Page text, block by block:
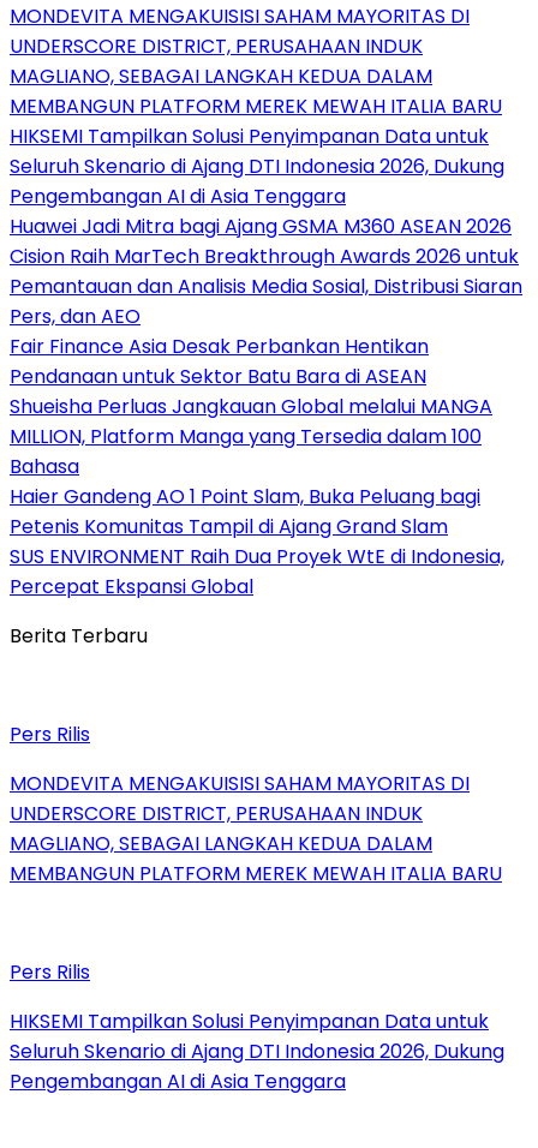
MONDEVITA MENGAKUISISI SAHAM MAYORITAS DI
UNDERSCORE DISTRICT, PERUSAHAAN INDUK
MAGLIANO, SEBAGAI LANGKAH KEDUA DALAM
MEMBANGUN PLATFORM MEREK MEWAH ITALIA BARU
HIKSEMI Tampilkan Solusi Penyimpanan Data untuk
Seluruh Skenario di Ajang DTI Indonesia 2026, Dukung
Pengembangan AI di Asia Tenggara
Huawei Jadi Mitra bagi Ajang GSMA M360 ASEAN 2026
Cision Raih MarTech Breakthrough Awards 2026 untuk
Pemantauan dan Analisis Media Sosial, Distribusi Siaran
Pers, dan AEO
Fair Finance Asia Desak Perbankan Hentikan
Pendanaan untuk Sektor Batu Bara di ASEAN
Shueisha Perluas Jangkauan Global melalui MANGA
MILLION, Platform Manga yang Tersedia dalam 100
Bahasa
Haier Gandeng AO 1 Point Slam, Buka Peluang bagi
Petenis Komunitas Tampil di Ajang Grand Slam
SUS ENVIRONMENT Raih Dua Proyek WtE di Indonesia,
Percepat Ekspansi Global
Berita Terbaru
Pers Rilis
MONDEVITA MENGAKUISISI SAHAM MAYORITAS DI
UNDERSCORE DISTRICT, PERUSAHAAN INDUK
MAGLIANO, SEBAGAI LANGKAH KEDUA DALAM
MEMBANGUN PLATFORM MEREK MEWAH ITALIA BARU
Pers Rilis
HIKSEMI Tampilkan Solusi Penyimpanan Data untuk
Seluruh Skenario di Ajang DTI Indonesia 2026, Dukung
Pengembangan AI di Asia Tenggara